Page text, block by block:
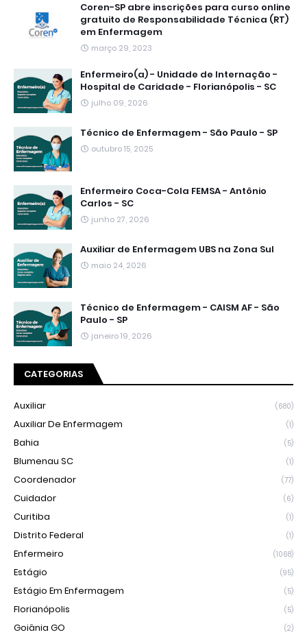
Coren-SP abre inscrições para curso online
gratuito de Responsabilidade Técnica (RT)
em Enfermagem
março 29, 2023
Enfermeiro(a) - Unidade de Internação -
Hospital de Caridade - Florianópolis - SC
julho 09, 2026
Técnico de Enfermagem - São Paulo - SP
outubro 15, 2025
Enfermeiro Coca-Cola FEMSA - Antônio
Carlos - SC
junho 27, 2026
Auxiliar de Enfermagem UBS na Zona Sul
maio 24, 2026
Técnico de Enfermagem - CAISM AF - São
Paulo - SP
janeiro 19, 2026
CATEGORIAS
Auxiliar (680)
Auxiliar De Enfermagem (1)
Bahia (5)
Blumenau SC (1)
Coordenador (77)
Cuidador (6)
Curitiba (1)
Distrito Federal (1)
Enfermeiro (1068)
Estágio (95)
Estágio Em Enfermagem (5)
Florianópolis (5)
Goiânia GO (2)